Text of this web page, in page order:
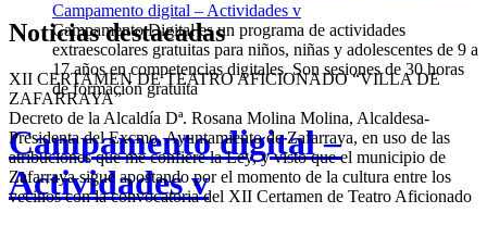
Campamento digital – Actividades v
Campamento Digital es un programa de actividades
extraescolares gratuitas para niños, niñas y adolescentes de 9 a
17 años en competencias digitales. Son sesiones de 30 horas
de formación gratuita
Campamento digital –
Actividades v
Noticias destacadas
XII CERTAMEN DE TEATRO AFICIONADO “VILLA DE
ZAFARRAYA”
Decreto de la Alcaldía Dª. Rosana Molina Molina, Alcaldesa-
Presidenta del Excmo. Ayuntamiento de Zafarraya, en uso de las
atribuciones que me confiere la Ley, y visto que el municipio de
Zafarraya sigue apostando por el momento de la cultura entre los
vecinos con la convocatoria del XII Certamen de Teatro Aficionado